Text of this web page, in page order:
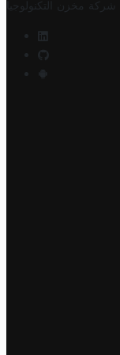
شركة مخزن التكنولوجيا